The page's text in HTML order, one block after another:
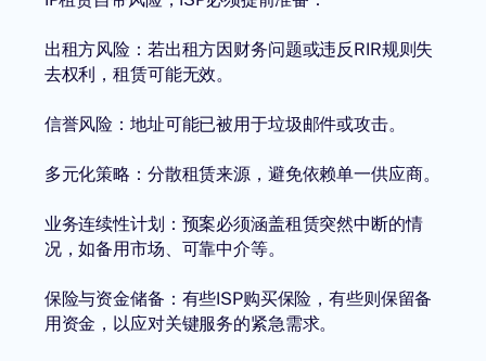
出租方风险：若出租方因财务问题或违反RIR规则失
去权利，租赁可能无效。
信誉风险：地址可能已被用于垃圾邮件或攻击。
多元化策略：分散租赁来源，避免依赖单一供应商。
业务连续性计划：预案必须涵盖租赁突然中断的情
况，如备用市场、可靠中介等。
保险与资金储备：有些ISP购买保险，有些则保留备
用资金，以应对关键服务的紧急需求。